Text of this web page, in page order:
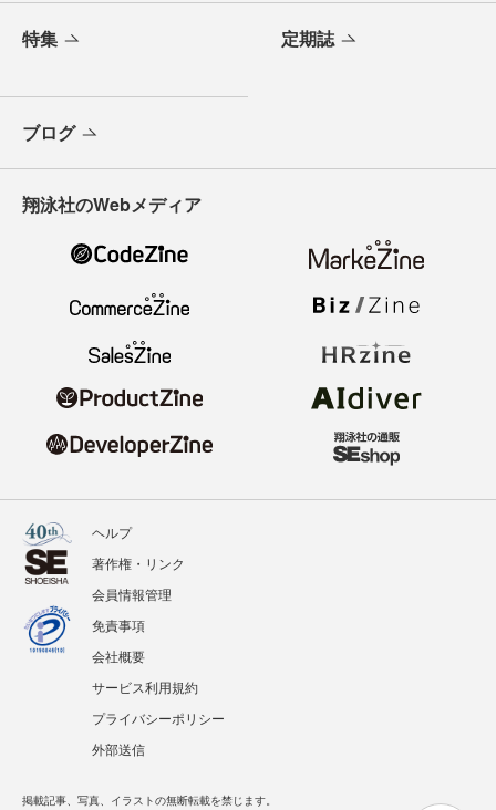
特集 定期誌
ブログ
翔泳社のWebメディア
ヘルプ
著作権・リンク
会員情報管理
免責事項
会社概要
サービス利用規約
プライバシーポリシー
外部送信
掲載記事、写真、イラストの無断転載を禁じます。